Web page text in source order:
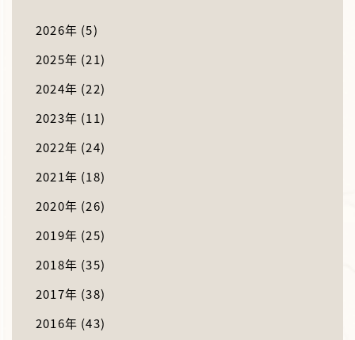
2026年 (5)
2025年 (21)
2024年 (22)
2023年 (11)
2022年 (24)
2021年 (18)
2020年 (26)
2019年 (25)
2018年 (35)
2017年 (38)
2016年 (43)